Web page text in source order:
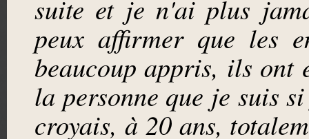
suite et je n'ai plus
peux affirmer que les
beaucoup appris, ils ont
la personne que je suis
croyais, à 20 ans,